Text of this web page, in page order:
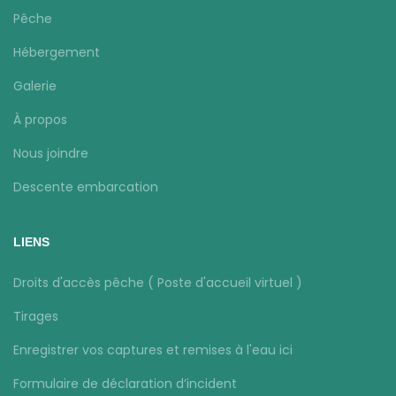
Pêche
Hébergement
Galerie
À propos
Nous joindre
Descente embarcation
LIENS
Droits d'accès pêche ( Poste d'accueil virtuel )
Tirages
Enregistrer vos captures et remises à l'eau ici
Formulaire de déclaration d’incident